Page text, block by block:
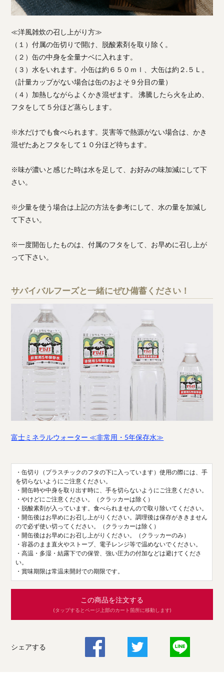
≪洋風雑炊の召し上がり方≫
（１）付属の缶切りで開け、脱酸素剤を取り除く。
（２）缶の中身を全量ナベに入れます。
（３）水をいれます。小缶は約６５０ｍｌ、大缶は約２.５Ｌ。
（計量カップがない場合は缶のおよそ９分目の量）
（４）加熱しながらよくかき混ぜます。 沸騰したら火を止め、
フタをして５分ほど蒸らします。
※水だけでも食べられます。災害等で熱源がない場合は、かき
混ぜたあとフタをして１０分ほど待ちます。
※味が濃いと感じた時は水を足して、お好みの味加減にして下
さい。
※少量を使う場合は上記の方法を参考にして、水の量を加減し
て下さい。
※一度開缶したものは、付属のフタをして、お早めに召し上が
って下さい。
サバイバルフーズと一緒にぜひ備蓄ください！
富士ミネラルウォーター ≪非常用・5年保存水≫
・缶切り（プラスチックのフタの下に入っています）使用の際には、手
を切らないようにご注意ください。
・開缶時や中身を取り出す時に、手を切らないようにご注意ください。
・やけどにご注意ください。（クラッカーは除く）
・脱酸素剤が入っています。食べられませんので取り除いてください。
・開缶後はお早めにお召し上がりください。調理後は保存がききません
ので必ず使い切ってください。（クラッカーは除く）
・開缶後はお早めにお召し上がりください。（クラッカーのみ）
・容器のまま直火やストーブ、電子レンジ等で温めないでください。
・高温・多湿・結露下での保管、強い圧力の付加などは避けてくださ
い。
・賞味期限は常温未開封での期限です。
この商品を注文する
(タップするとページ上部のカート箇所に移動します)
シェアする